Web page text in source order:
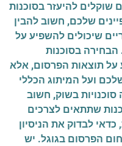
שוקלים להיעזר בסוכנות
שלכם, חשוב להבין
שיכולים להשפיע על
בסוכנות
תוצאות הפרסום, אלא
ועל המיתוג הכללי
בשוק, חשוב
שתתאים לצרכים
לבדוק את הניסיון
הפרסום בגוגל. יש